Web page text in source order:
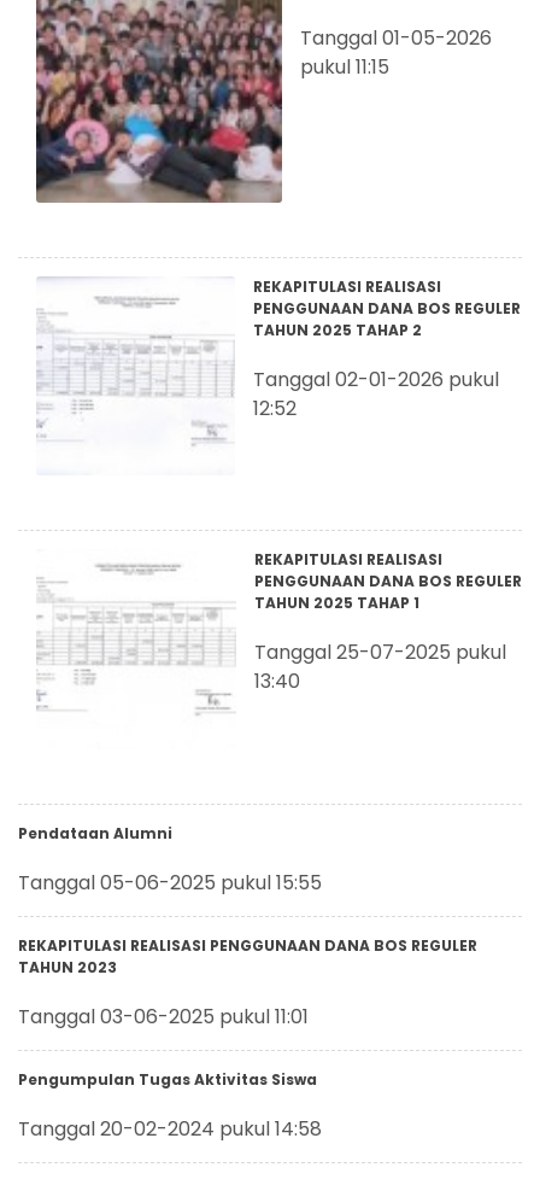
Tanggal 01-05-2026
pukul 11:15
REKAPITULASI REALISASI
PENGGUNAAN DANA BOS REGULER
TAHUN 2025 TAHAP 2
Tanggal 02-01-2026 pukul
12:52
REKAPITULASI REALISASI
PENGGUNAAN DANA BOS REGULER
TAHUN 2025 TAHAP 1
Tanggal 25-07-2025 pukul
13:40
Pendataan Alumni
Tanggal 05-06-2025 pukul 15:55
REKAPITULASI REALISASI PENGGUNAAN DANA BOS REGULER
TAHUN 2023
Tanggal 03-06-2025 pukul 11:01
Pengumpulan Tugas Aktivitas Siswa
Tanggal 20-02-2024 pukul 14:58